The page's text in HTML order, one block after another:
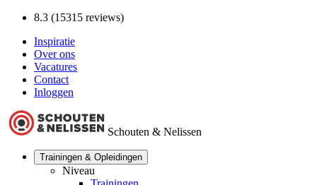
8.3 (15315 reviews)
Inspiratie
Over ons
Vacatures
Contact
Inloggen
Schouten & Nelissen
Trainingen & Opleidingen
Niveau